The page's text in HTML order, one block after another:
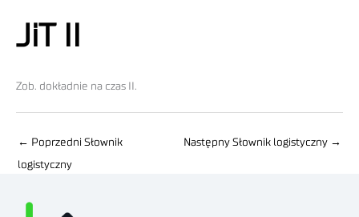
JiT II
Zob. dokładnie na czas II.
← Poprzedni Słownik
logistyczny
Następny Słownik logistyczny →